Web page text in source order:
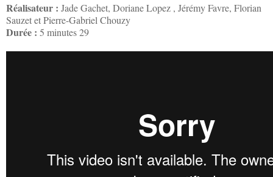
Réalisateur : Jade Gachet, Doriane Lopez , Jérémy Favre, Florian
Sauzet et Pierre-Gabriel Chouzy
Durée : 5 minutes 29